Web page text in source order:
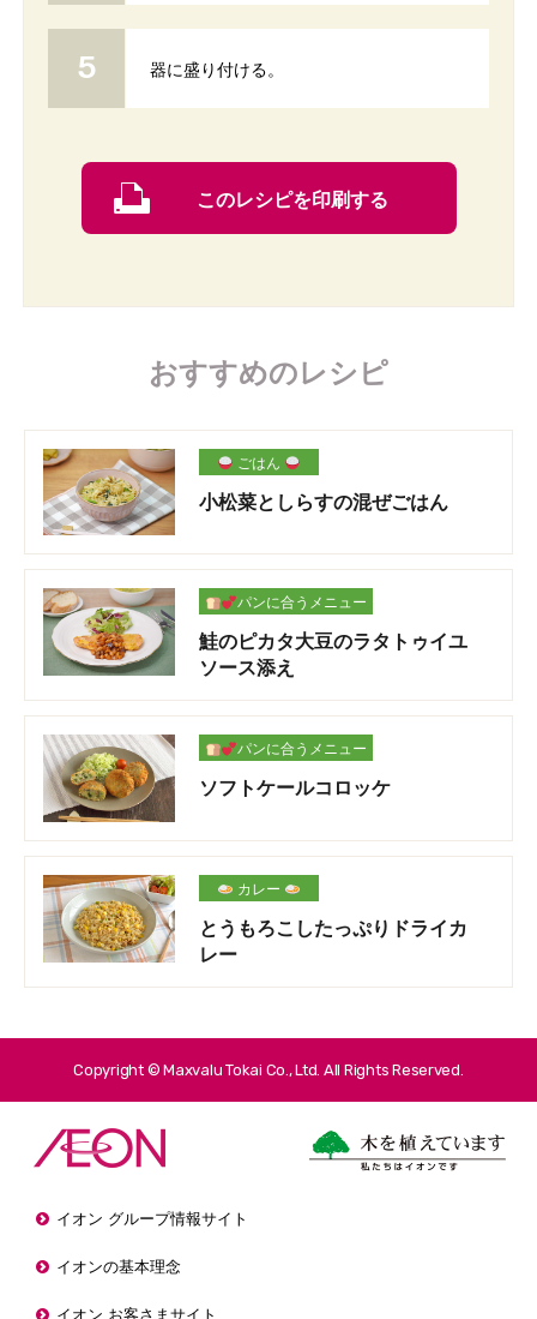
器に盛り付ける。
このレシピを印刷する
おすすめのレシピ
ごはん
小松菜としらすの混ぜごはん
パンに合うメニュー
鮭のピカタ大豆のラタトゥイユ
ソース添え
パンに合うメニュー
ソフトケールコロッケ
カレー
とうもろこしたっぷりドライカ
レー
Copyright © Maxvalu Tokai Co., Ltd. All Rights Reserved.
イオン グループ情報サイト
イオンの基本理念
イオン お客さまサイト